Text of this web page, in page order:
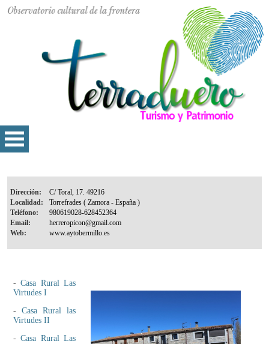
Dirección:
Localidad:
Teléfono:
Email:
Web:
-Casa Rural Las
Virtudes I
- Casa Rural las
Virtudes II
-Casa Rural Las